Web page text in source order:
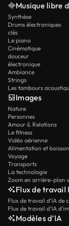
Musique libre
Synthèse
Drums électroniques
clés
Le piano
Cinématique
douceur
électronique
Ambiance
Strings
Les tambours
Images
Nature
Personnes
Amour & Relations
Le fitness
Vidéo aérienne
Alimentation et
Voyage
Transports
La technologie
Zoom en arrière-plan
Flux de travail
Flux de travail d’IA de
Flux de travail d’IA
Modèles d’IA